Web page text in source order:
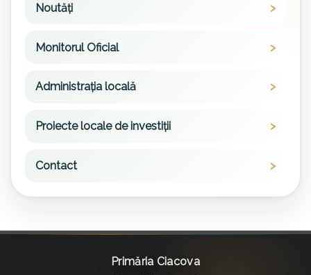
Noutăți
Monitorul Oficial
Administrația locală
Proiecte locale de investiții
Contact
Primăria Ciacova